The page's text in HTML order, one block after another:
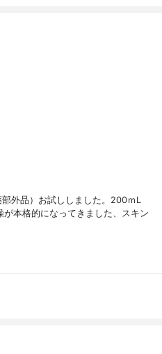
外品）お試ししました。200ｍL
本格的になってきました、スキン